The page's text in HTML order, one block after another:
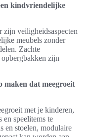
kindvriendelijke
zijn veiligheidsaspecten
meubels zonder
Zachte
zijn
maken dat meegroeit
met je kinderen,
speelitems te
en stoelen, modulaire